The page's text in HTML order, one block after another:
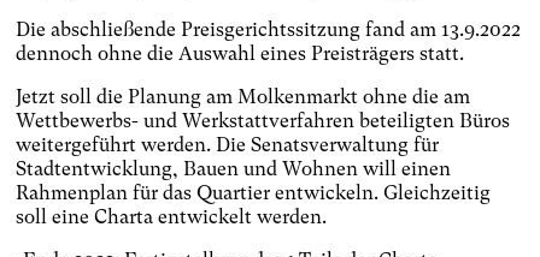
Die abschließende Preisgerichtssitzung fand am 13.9.2022
dennoch ohne die Auswahl eines Preisträgers statt.
Jetzt soll die Planung am Molkenmarkt ohne die am
Wettbewerbs- und Werkstattverfahren beteiligten Büros
weitergeführt werden. Die Senatsverwaltung für
Stadtentwicklung, Bauen und Wohnen will einen
Rahmenplan für das Quartier entwickeln. Gleichzeitig
soll eine Charta entwickelt werden.